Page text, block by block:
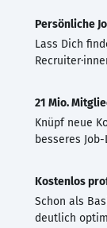
Persönliche
Lass Dich
21 Mio.
Knüpf neue
besseres
Kostenlos
Schon als
deutlich